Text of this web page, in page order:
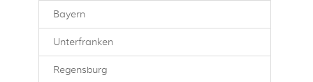
Bayern
Unterfranken
Regensburg